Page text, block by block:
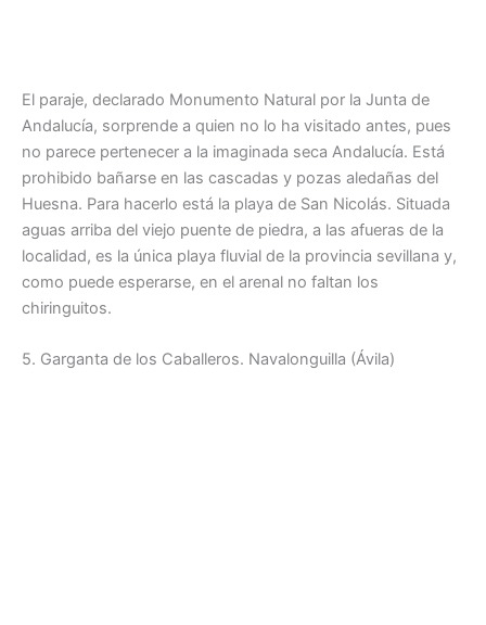
El paraje, declarado Monumento Natural por la Junta de
Andalucía, sorprende a quien no lo ha visitado antes, pues
no parece pertenecer a la imaginada seca Andalucía. Está
prohibido bañarse en las cascadas y pozas aledañas del
Huesna. Para hacerlo está la playa de San Nicolás. Situada
aguas arriba del viejo puente de piedra, a las afueras de la
localidad, es la única playa fluvial de la provincia sevillana y,
como puede esperarse, en el arenal no faltan los
chiringuitos.
5. Garganta de los Caballeros. Navalonguilla (Ávila)